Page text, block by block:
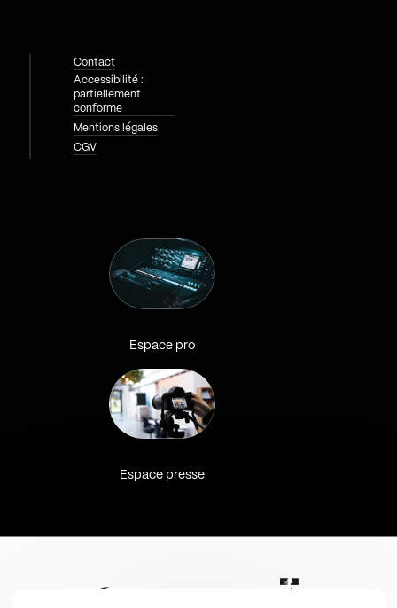
Contact
Accessibilité :
partiellement
conforme
Mentions légales
CGV
Espace pro
Espace presse